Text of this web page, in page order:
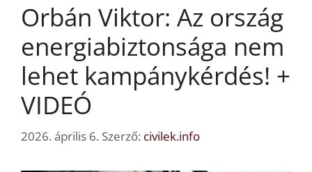
Orbán Viktor: Az ország
energiabiztonsága nem
lehet kampánykérdés! +
VIDEÓ
2026. április 6. Szerző: civilek.info